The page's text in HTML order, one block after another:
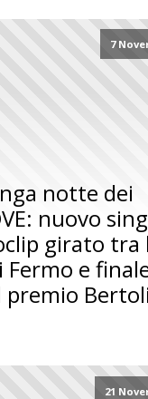
7
notte dei
nuovo
girato tra
Fermo e
premio Bertoli
21